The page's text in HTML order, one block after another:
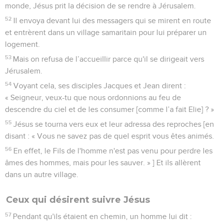
monde, Jésus prit la décision de se rendre à Jérusalem.
52 Il envoya devant lui des messagers qui se mirent en route
et entrèrent dans un village samaritain pour lui préparer un
logement.
53 Mais on refusa de l’accueillir parce qu'il se dirigeait vers
Jérusalem.
54 Voyant cela, ses disciples Jacques et Jean dirent :
« Seigneur, veux-tu que nous ordonnions au feu de
descendre du ciel et de les consumer [comme l’a fait Elie] ? »
55 Jésus se tourna vers eux et leur adressa des reproches [en
disant : « Vous ne savez pas de quel esprit vous êtes animés.
56 En effet, le Fils de l'homme n'est pas venu pour perdre les
âmes des hommes, mais pour les sauver. » ] Et ils allèrent
dans un autre village.
Ceux qui désirent suivre Jésus
57 Pendant qu'ils étaient en chemin, un homme lui dit :